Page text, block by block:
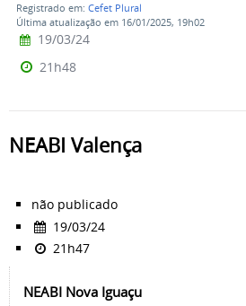
Registrado em: Cefet Plural
Última atualização em 16/01/2025, 19h02
19/03/24
21h48
NEABI Valença
não publicado
19/03/24
21h47
NEABI Nova Iguaçu